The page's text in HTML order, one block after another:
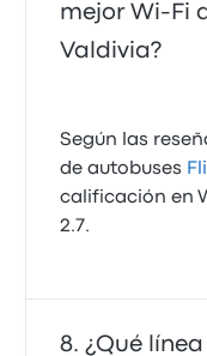
mejor Wi‑Fi
Valdivia?
Según las
de autobuses
calificación en
2.7.
¿Qué